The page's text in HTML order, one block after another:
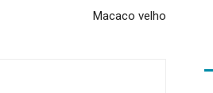
Macaco velho